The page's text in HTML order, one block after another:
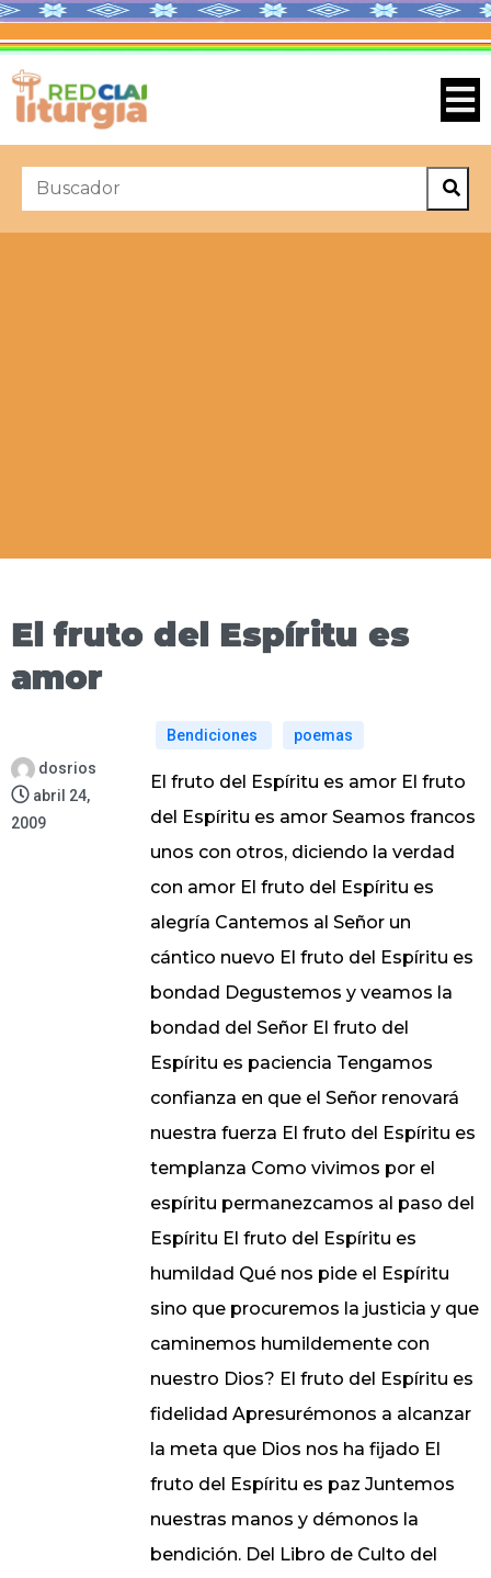
El fruto del Espíritu es
amor
dosrios
abril 24,
2009
Bendiciones poemas
El fruto del Espíritu es amor El fruto
del Espíritu es amor Seamos francos
unos con otros, diciendo la verdad
con amor El fruto del Espíritu es
alegría Cantemos al Señor un
cántico nuevo El fruto del Espíritu es
bondad Degustemos y veamos la
bondad del Señor El fruto del
Espíritu es paciencia Tengamos
confianza en que el Señor renovará
nuestra fuerza El fruto del Espíritu es
templanza Como vivimos por el
espíritu permanezcamos al paso del
Espíritu El fruto del Espíritu es
humildad Qué nos pide el Espíritu
sino que procuremos la justicia y que
caminemos humildemente con
nuestro Dios? El fruto del Espíritu es
fidelidad Apresurémonos a alcanzar
la meta que Dios nos ha fijado El
fruto del Espíritu es paz Juntemos
nuestras manos y démonos la
bendición. Del Libro de Culto del